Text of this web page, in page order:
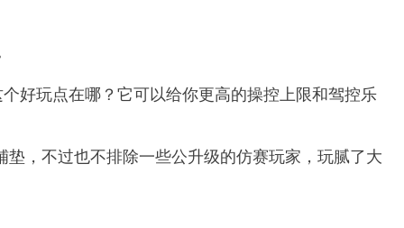
好玩点在哪？它可以给你更高的操控上限和驾控乐
垫，不过也不排除一些公升级的仿赛玩家，玩腻了大